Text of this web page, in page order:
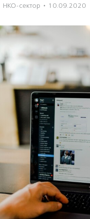
НКО-сектор · 10.09.2020